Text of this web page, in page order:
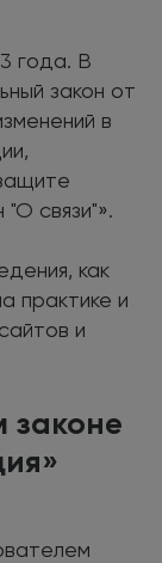
года. В
закон от
в
связи"».
как
практике и
и
законе